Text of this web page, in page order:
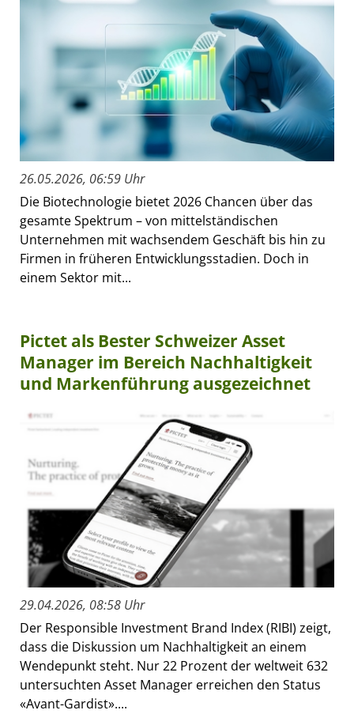
26.05.2026, 06:59 Uhr
Die Biotechnologie bietet 2026 Chancen über das
gesamte Spektrum – von mittelständischen
Unternehmen mit wachsendem Geschäft bis hin zu
Firmen in früheren Entwicklungsstadien. Doch in
einem Sektor mit...
Pictet als Bester Schweizer Asset
Manager im Bereich Nachhaltigkeit
und Markenführung ausgezeichnet
29.04.2026, 08:58 Uhr
Der Responsible Investment Brand Index (RIBI) zeigt,
dass die Diskussion um Nachhaltigkeit an einem
Wendepunkt steht. Nur 22 Prozent der weltweit 632
untersuchten Asset Manager erreichen den Status
«Avant-Gardist»....